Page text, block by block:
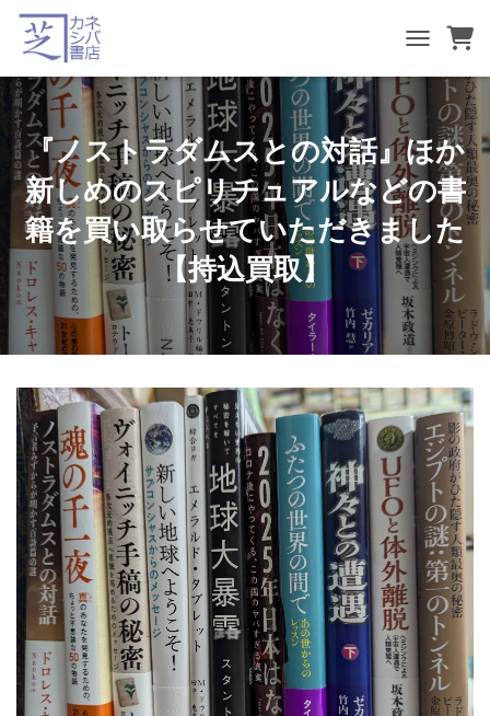
TOGGLE
『ノストラダムスとの対話』ほか
新しめのスピリチュアルなどの書
籍を買い取らせていただきました
【持込買取】